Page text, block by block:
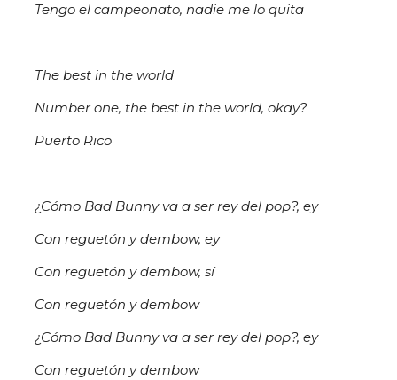
Tengo el campeonato, nadie me lo quita
The best in the world
Number one, the best in the world, okay?
Puerto Rico
¿Cómo Bad Bunny va a ser rey del pop?, ey
Con reguetón y dembow, ey
Con reguetón y dembow, sí
Con reguetón y dembow
¿Cómo Bad Bunny va a ser rey del pop?, ey
Con reguetón y dembow